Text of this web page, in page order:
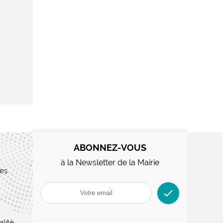
ABONNEZ-VOUS
à la Newsletter de la Mairie
check